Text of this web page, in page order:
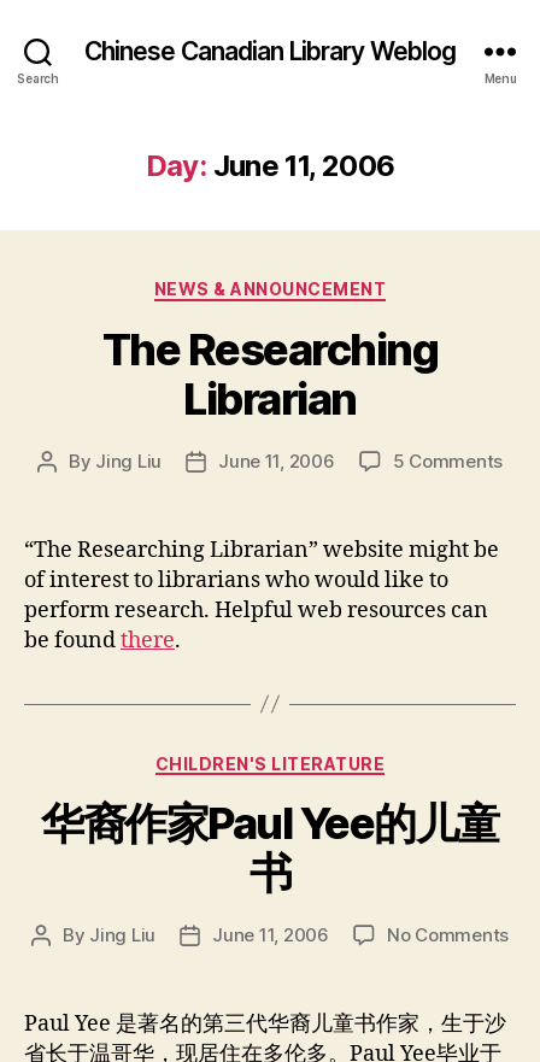
Search
Chinese Canadian Library Weblog
Menu
Day: June 11, 2006
Categories
NEWS & ANNOUNCEMENT
The Researching
Librarian
Post
By Jing Liu
PostJune 11, 2006 5 Commentson
“The Researching Librarian” website might be
of interest to librarians who would like to
perform research. Helpful web resources can
be foundthere.
Categories
CHILDREN'S LITERATURE
华裔作家Paul Yee的儿童
书
Post
By Jing Liu
PostJune 11, 2006 No Commentson
Paul Yee 是著名的第三代华裔儿童书作家，生于沙
省长于温哥华，现居住在多伦多。Paul Yee毕业于